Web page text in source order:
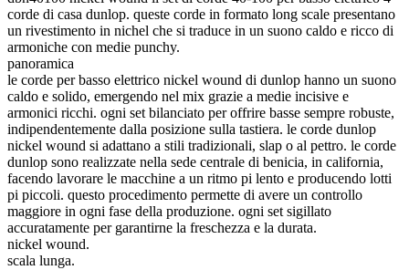
corde di casa dunlop. queste corde in formato long scale presentano
un rivestimento in nichel che si traduce in un suono caldo e ricco di
armoniche con medie punchy.
panoramica
le corde per basso elettrico nickel wound di dunlop hanno un suono
caldo e solido, emergendo nel mix grazie a medie incisive e
armonici ricchi. ogni set bilanciato per offrire basse sempre robuste,
indipendentemente dalla posizione sulla tastiera. le corde dunlop
nickel wound si adattano a stili tradizionali, slap o al pettro. le corde
dunlop sono realizzate nella sede centrale di benicia, in california,
facendo lavorare le macchine a un ritmo pi lento e producendo lotti
pi piccoli. questo procedimento permette di avere un controllo
maggiore in ogni fase della produzione. ogni set sigillato
accuratamente per garantirne la freschezza e la durata.
nickel wound.
scala lunga.